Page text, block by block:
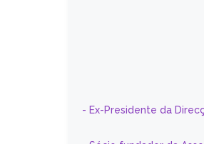
- Ex-Presidente da